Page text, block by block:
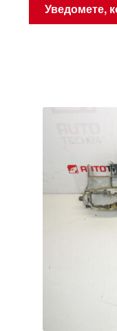
Уведомете,